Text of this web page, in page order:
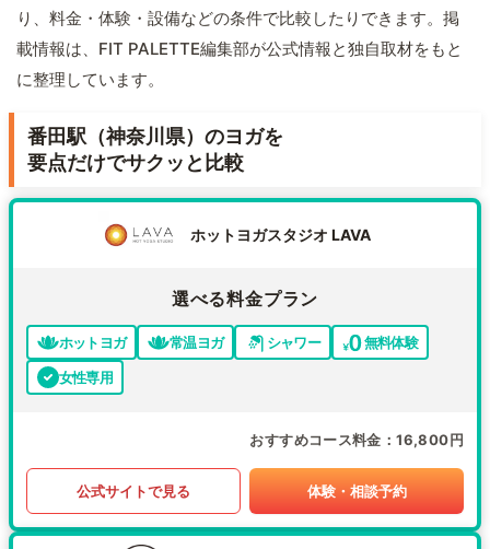
り、料金・体験・設備などの条件で比較したりできます。掲
載情報は、FIT PALETTE編集部が公式情報と独自取材をもと
に整理しています。
番田駅（神奈川県）のヨガを
要点だけでサクッと比較
ホットヨガスタジオ LAVA
選べる料金プラン
ホットヨガ 常温ヨガ シャワー
無料体験
女性専用
おすすめコース料金 16,800円
公式サイトで見る 体験・相談予約